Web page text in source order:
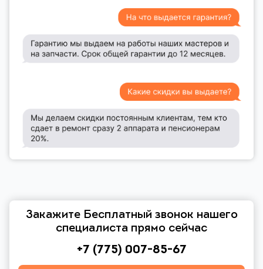
Закажите Бесплатный звонок нашего
специалиста прямо сейчас
+7 (775) 007-85-67